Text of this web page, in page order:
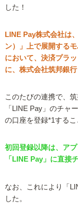
した！
LINE Pay株式会社は
ン）」上で展開する
において、決済プラ
に、株式会社筑邦銀行
このたびの連携で、
「LINE Pay」のチャ
の口座を登録*1するこ
初回登録以降は、ア
「LINE Pay」に直接
なお、これにより「
した。